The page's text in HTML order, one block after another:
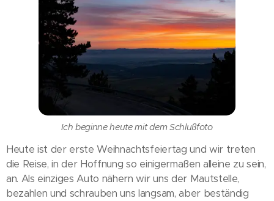
Ich beginne heute mit dem Schlußfoto
Heute ist der erste Weihnachtsfeiertag und wir treten
die Reise, in der Hoffnung so einigermaßen alleine zu sein,
an. Als einziges Auto nähern wir uns der Mautstelle,
bezahlen und schrauben uns langsam, aber beständig